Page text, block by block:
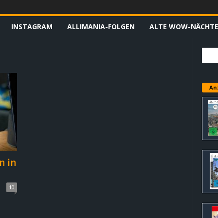
INSTAGRAM ALLIMANIA-FOLGEN ALTE WOW-NÄCHTE
in
10